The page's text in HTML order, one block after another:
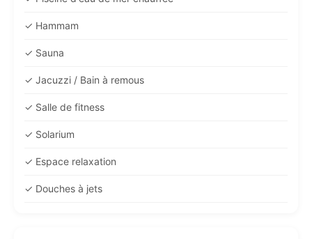
✓ Hammam
✓ Sauna
✓ Jacuzzi / Bain à remous
✓ Salle de fitness
✓ Solarium
✓ Espace relaxation
✓ Douches à jets